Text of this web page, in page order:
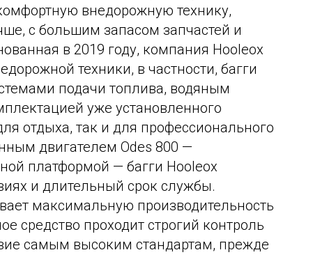
внедорожную технику,
с большим запасом запчастей и
в 2019 году, компания Hooleox
техники, в частности, багги
подачи топлива, водяным
уже установленного
отдыха, так и для профессионального
двигателем Odes 800 —
платформой — багги Hooleox
и длительный срок службы.
максимальную производительность
средство проходит строгий контроль
самым высоким стандартам, прежде